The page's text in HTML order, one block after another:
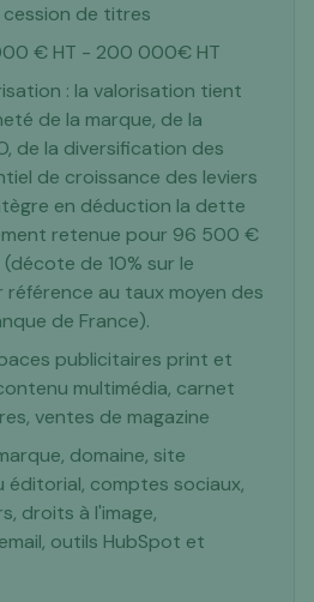
de titres
€ HT - 200 000€ HT
: la valorisation tient
de la marque, de la
de la diversification des
de croissance des leviers
en déduction la dette
retenue pour 96 500 €
de 10% sur le
au taux moyen des
de France).
publicitaires print et
multimédia, carnet
ventes de magazine
domaine, site
éditorial, comptes sociaux,
droits à l'image,
outils HubSpot et